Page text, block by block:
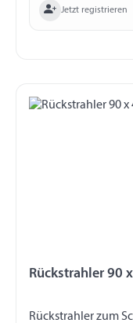
Jetzt registrieren
Rückstrahler 90
Rückstrahler zum